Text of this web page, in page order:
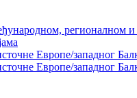
регионалном
Европе/западног
Европе/западног